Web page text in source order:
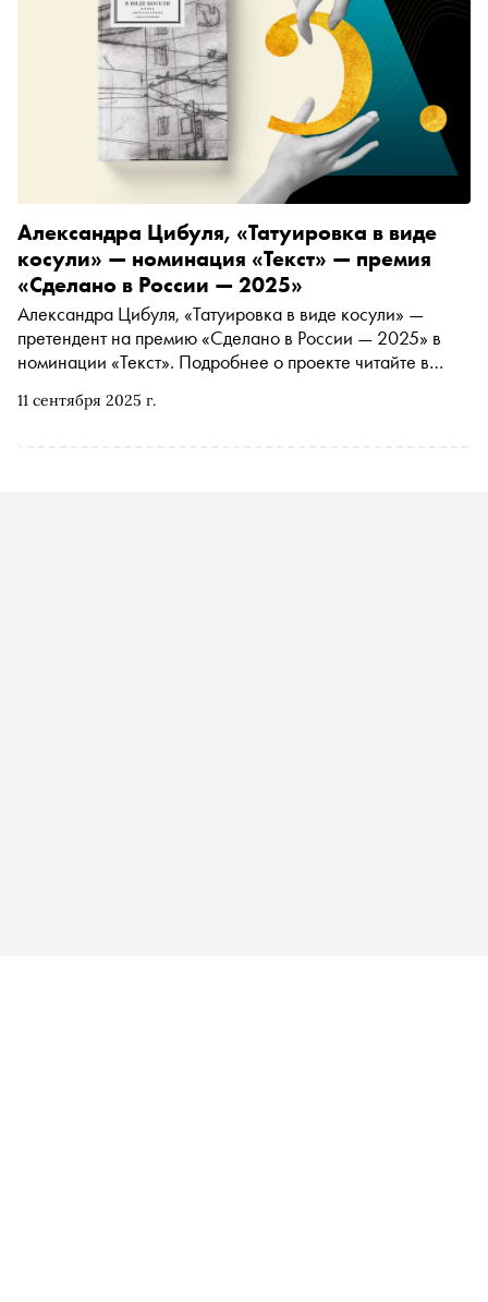
11 сентября 2025 г.
Александра Цибуля, «Татуировка в виде
косули» — номинация «Текст» — премия
«Сделано в России — 2025»
Александра Цибуля, «Татуировка в виде косули» —
претендент на премию «Сделано в России — 2025» в
номинации «Текст». Подробнее о проекте читайте в